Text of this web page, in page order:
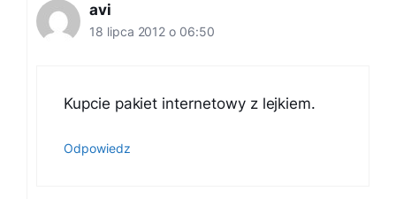
avi
18 lipca 2012 o 06:50
Kupcie pakiet internetowy z lejkiem.
Odpowiedz